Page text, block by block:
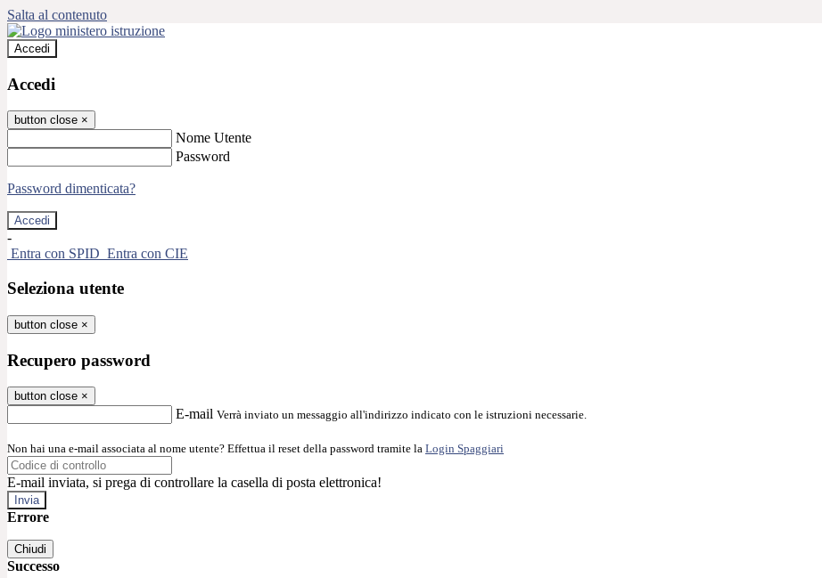
Salta al contenuto
Accedi
Accedi
button close ×
Nome Utente
Password
Password dimenticata?
-
Entra con SPID Entra con CIE
Seleziona utente
button close ×
Recupero password
button close ×
E-mail Verrà inviato un messaggio all'indirizzo indicato con le istruzioni necessarie.
Non hai una e-mail associata al nome utente? Effettua il reset della password tramite la Login Spaggiari
E-mail inviata, si prega di controllare la casella di posta elettronica!
Errore
Chiudi
Successo